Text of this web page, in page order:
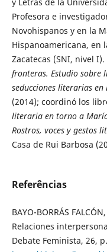
Profesora e
Novohispanos y en la
Hispanoamericana, en
Zacatecas (SNI, nivel
fronteras. Estudio sobre
seducciones literarias
(2014); coordinó los
literaria en torno a
Rostros, voces y gestos
Casa de Rui Barbosa
Referências
BAYO-BORRÁS
Relaciones
Debate Feminista, 26,